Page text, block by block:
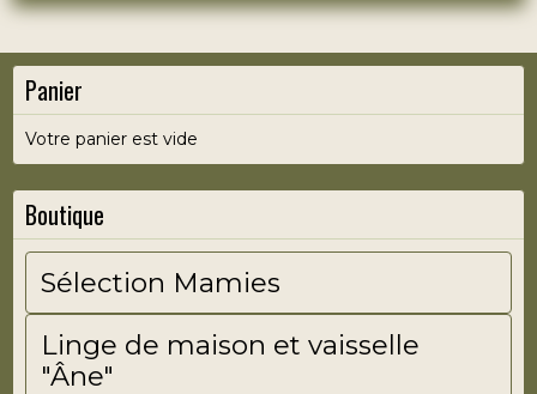
Panier
Votre panier est vide
Boutique
Sélection Mamies
Linge de maison et vaisselle
"Âne"